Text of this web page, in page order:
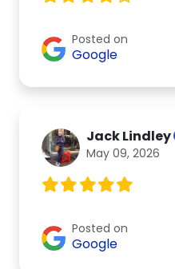
Posted on
Google
Jack Lindley
May 09, 2026
Posted on
Google